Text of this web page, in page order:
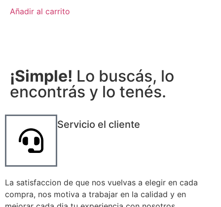
Añadir al carrito
¡Simple! Lo buscás, lo
encontrás y lo tenés.
Servicio el cliente
La satisfaccion de que nos vuelvas a elegir en cada
compra, nos motiva a trabajar en la calidad y en